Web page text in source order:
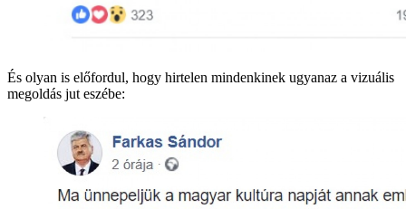
És olyan is előfordul, hogy hirtelen mindenkinek ugyanaz a vizuális
megoldás jut eszébe: